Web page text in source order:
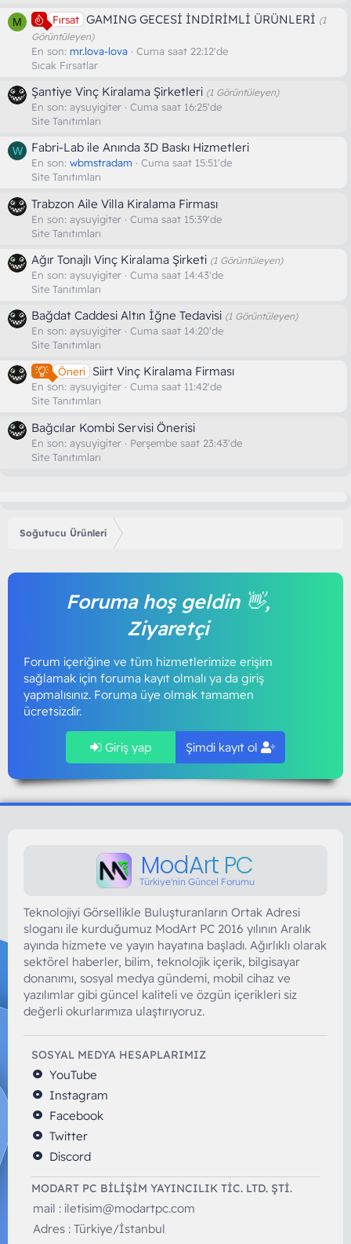
M Fırsat GAMING GECESİ İNDİRİMLİ ÜRÜNLERİ (1
Görüntüleyen)
En son: mr.lova-lova
Cuma saat 22:12'de
Sıcak Fırsatlar
Şantiye Vinç Kiralama Şirketleri (1 Görüntüleyen)
En son: aysuyigiter
Cuma saat 16:25'de
Site Tanıtımları
W Fabri-Lab ile Anında 3D Baskı Hizmetleri
En son: wbmstradam
Cuma saat 15:51'de
Site Tanıtımları
Trabzon Aile Villa Kiralama Firması
En son: aysuyigiter
Cuma saat 15:39'de
Site Tanıtımları
Ağır Tonajlı Vinç Kiralama Şirketi (1 Görüntüleyen)
En son: aysuyigiter
Cuma saat 14:43'de
Site Tanıtımları
Bağdat Caddesi Altın İğne Tedavisi (1 Görüntüleyen)
En son: aysuyigiter
Cuma saat 14:20'de
Site Tanıtımları
Öneri Siirt Vinç Kiralama Firması
En son: aysuyigiter
Cuma saat 11:42'de
Site Tanıtımları
Bağcılar Kombi Servisi Önerisi
En son: aysuyigiter
Perşembe saat 23:43'de
Site Tanıtımları
Soğutucu Ürünleri
Foruma hoş geldin 👋,
Ziyaretçi
Forum içeriğine ve tüm hizmetlerimize erişim
sağlamak için foruma kayıt olmalı ya da giriş
yapmalısınız. Foruma üye olmak tamamen
ücretsizdir.
Giriş yap Şimdi kayıt ol
ModArt PC
Türkiye'nin Güncel Forumu
Teknolojiyi Görsellikle Buluşturanların Ortak Adresi
sloganı ile kurduğumuz ModArt PC 2016 yılının Aralık
ayında hizmete ve yayın hayatına başladı. Ağırlıklı olarak
sektörel haberler, bilim, teknolojik içerik, bilgisayar
donanımı, sosyal medya gündemi, mobil cihaz ve
yazılımlar gibi güncel kaliteli ve özgün içerikleri siz
değerli okurlarımıza ulaştırıyoruz.
SOSYAL MEDYA HESAPLARIMIZ
YouTube
Instagram
Facebook
Twitter
Discord
MODART PC BILIŞIM YAYINCILIK TİC. LTD. ŞTİ.
mail : iletisim@modartpc.com
Adres : Türkiye/İstanbul